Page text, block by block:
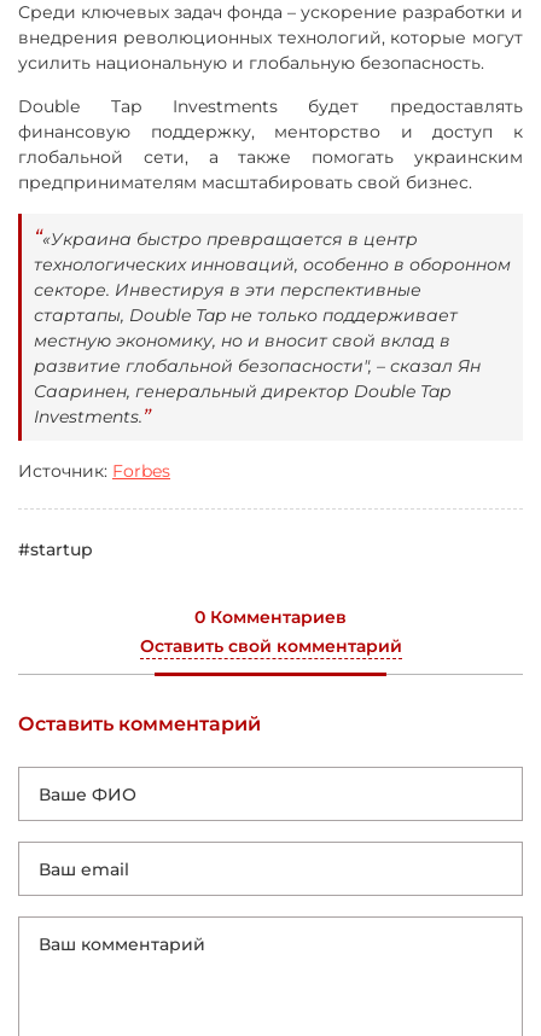
Среди ключевых задач фонда – ускорение разработки и
внедрения революционных технологий, которые могут
усилить национальную и глобальную безопасность.
Double Tap Investments будет предоставлять
финансовую поддержку, менторство и доступ к
глобальной сети, а также помогать украинским
предпринимателям масштабировать свой бизнес.
«Украина быстро превращается в центр
технологических инноваций, особенно в оборонном
секторе. Инвестируя в эти перспективные
стартапы, Double Tap не только поддерживает
местную экономику, но и вносит свой вклад в
развитие глобальной безопасности", – сказал Ян
Сааринен, генеральный директор Double Tap
Investments.
Источник: Forbes
#startup
0 Комментариев
Оставить свой комментарий
Оставить комментарий